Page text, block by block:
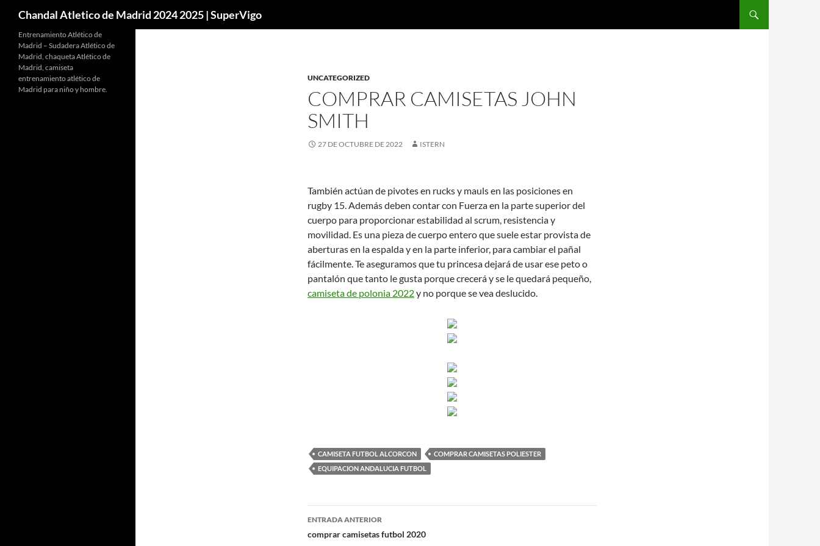
Chandal Atletico de Madrid 2024 2025 | SuperVigo
UNCATEGORIZED
COMPRAR CAMISETAS JOHN
SMITH
27 DE OCTUBRE DE 2022 ISTERN
También actúan de pivotes en rucks y mauls en las posiciones en
rugby 15. Además deben contar con Fuerza en la parte superior del
cuerpo para proporcionar estabilidad al scrum, resistencia y
movilidad. Es una pieza de cuerpo entero que suele estar provista de
aberturas en la espalda y en la parte inferior, para cambiar el pañal
fácilmente. Te aseguramos que tu princesa dejará de usar ese peto o
pantalón que tanto le gusta porque crecerá y se le quedará pequeño,
camiseta de polonia 2022y no porque se vea deslucido.
CAMISETA FUTBOL ALCORCON
COMPRAR CAMISETAS POLIESTER
EQUIPACION ANDALUCIA FUTBOL
Navegación
de
ENTRADA ANTERIOR
comprar camisetas futbol 2020
Entrenamiento Atlético de
Madrid – Sudadera Atlético de
Madrid, chaqueta Atlético de
Madrid, camiseta
entrenamiento atlético de
Madrid para niño y hombre.